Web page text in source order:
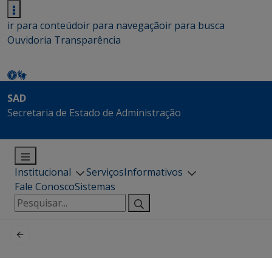
ir para conteúdoir para navegaçãoir para busca
Ouvidoria Transparência
SAD
Secretaria de Estado de Administração
Institucional ServiçosInformativos
Fale ConoscoSistemas
Pesquisar
por: